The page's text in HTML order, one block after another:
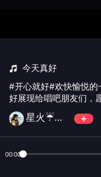
今天真好
#开心就好#欢快愉悦
好展现给唱吧朋友们，
心，幸福长伴，永远年轻
星火☔燎原💦
00:00